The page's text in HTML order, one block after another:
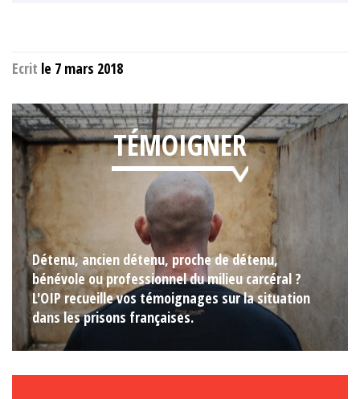
Ecrit le 7 mars 2018
TÉMOIGNER
Détenu, ancien détenu, proche de détenu,
bénévole ou professionnel du milieu carcéral ?
L'OIP recueille vos témoignages sur la situation
dans les prisons françaises.